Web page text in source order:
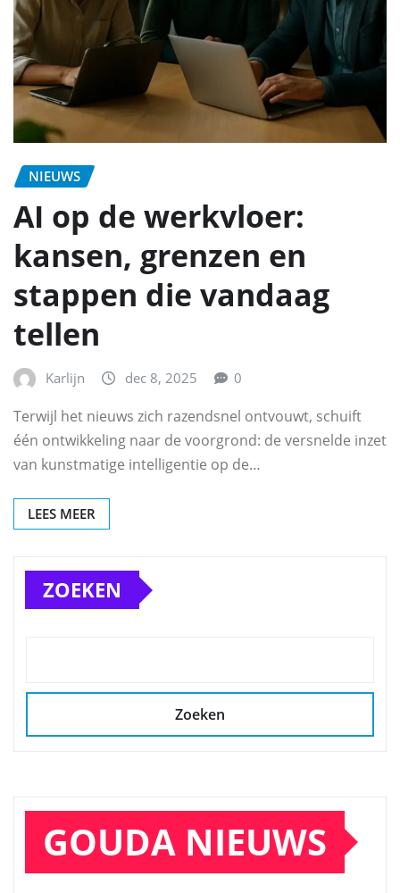
NIEUWS
AI op de werkvloer:
kansen, grenzen en
stappen die vandaag
tellen
Karlijn dec 8, 2025 0
Terwijl het nieuws zich razendsnel ontvouwt, schuift
één ontwikkeling naar de voorgrond: de versnelde inzet
van kunstmatige intelligentie op de…
LEES MEER
ZOEKEN
Zoeken
GOUDA NIEUWS